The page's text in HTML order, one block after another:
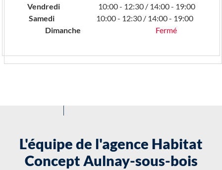
Vendredi
10:00 - 12:30 / 14:00 - 19:00
Samedi
10:00 - 12:30 / 14:00 - 19:00
Dimanche
Fermé
L'équipe de l'agence Habitat
Concept Aulnay-sous-bois